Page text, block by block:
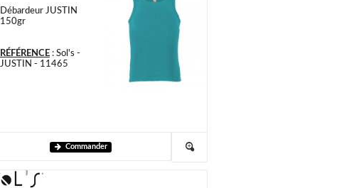
Débardeur JUSTIN
150gr
RÉFÉRENCE: Sol's -
JUSTIN - 11465
Commander